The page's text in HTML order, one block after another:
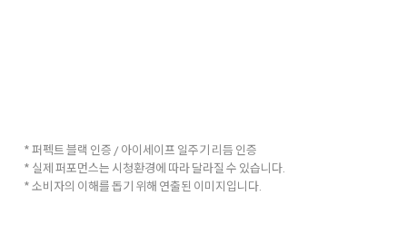
* 퍼펙트 블랙 인증 / 아이세이프 일주기 리듬 인증
* 실제 퍼포먼스는 시청환경에 따라 달라질 수 있습니다.
* 소비자의 이해를 돕기 위해 연출된 이미지입니다.